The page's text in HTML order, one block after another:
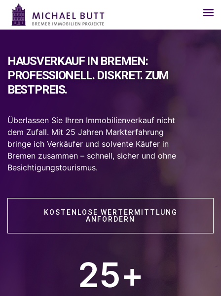
HAUSVERKAUF IN BREMEN:
PROFESSIONELL. DISKRET. ZUM
BESTPREIS.
Überlassen Sie Ihren Immobilienverkauf nicht
dem Zufall. Mit 25 Jahren Markterfahrung
bringe ich Verkäufer und solvente Käufer in
Bremen zusammen – schnell, sicher und ohne
Besichtigungstourismus.
KOSTENLOSE WERTERMITTLUNG
ANFORDERN
25+